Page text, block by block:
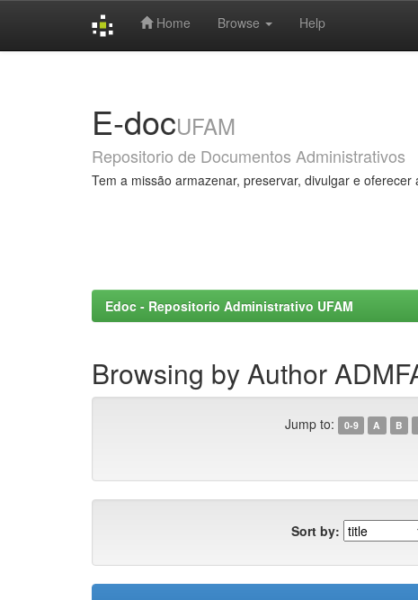
Home Browse Help
E-docUFAM
Repositorio de Documentos Administrativos
Tem a missão armazenar, preservar, divulgar e
Edoc - Repositorio Administrativo UFAM
Browsing by Author
Jump to: 0-9 A B
Sort by: